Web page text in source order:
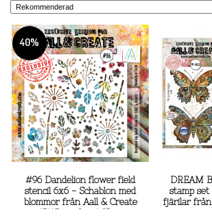
40%
#96 Dandelion flower field
stencil 6x6 - Schablon med
blommor från Aall & Create
DREAM
stamp set
fjärilar från